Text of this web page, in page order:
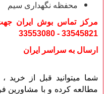
محفظه نگهداری سیم
33545821 - 33553080
ارسال به سراسر ایران
شما میتوانید قبل از
مطالعه کرده و با